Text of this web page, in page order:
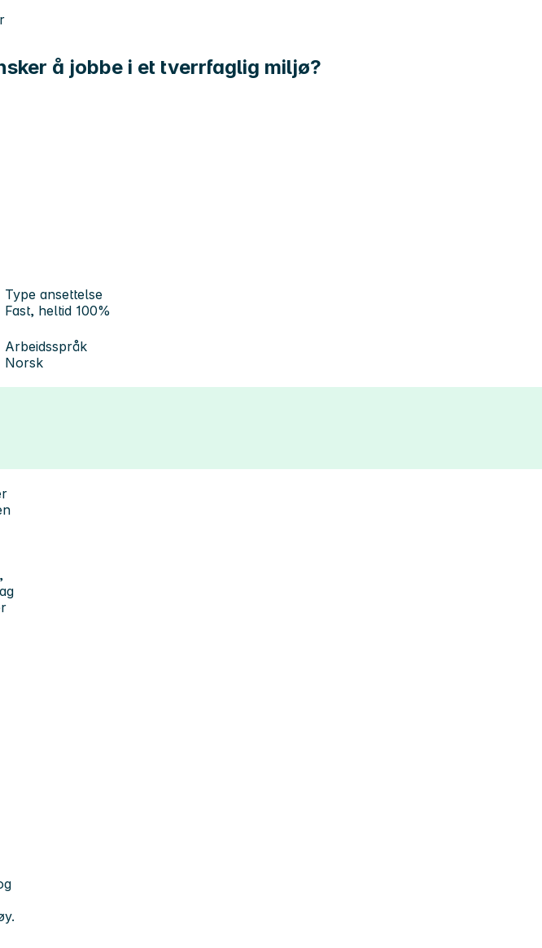
å jobbe i et tverrfaglig miljø?
Type ansettelse
Fast, heltid 100%
Arbeidsspråk
Norsk